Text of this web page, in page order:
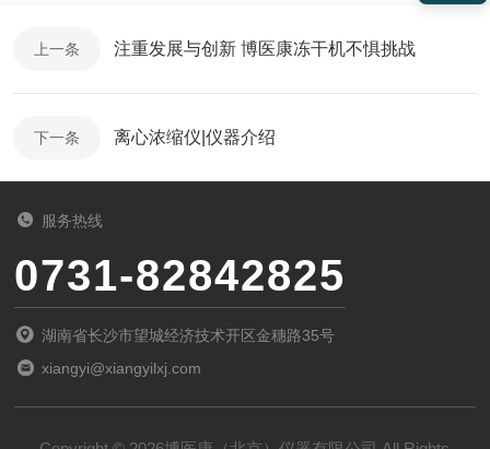
上一条 注重发展与创新 博医康冻干机不惧挑战
下一条 离心浓缩仪|仪器介绍
服务热线
0731-82842825
湖南省长沙市望城经济技术开区金穗路35号
xiangyi@xiangyilxj.com